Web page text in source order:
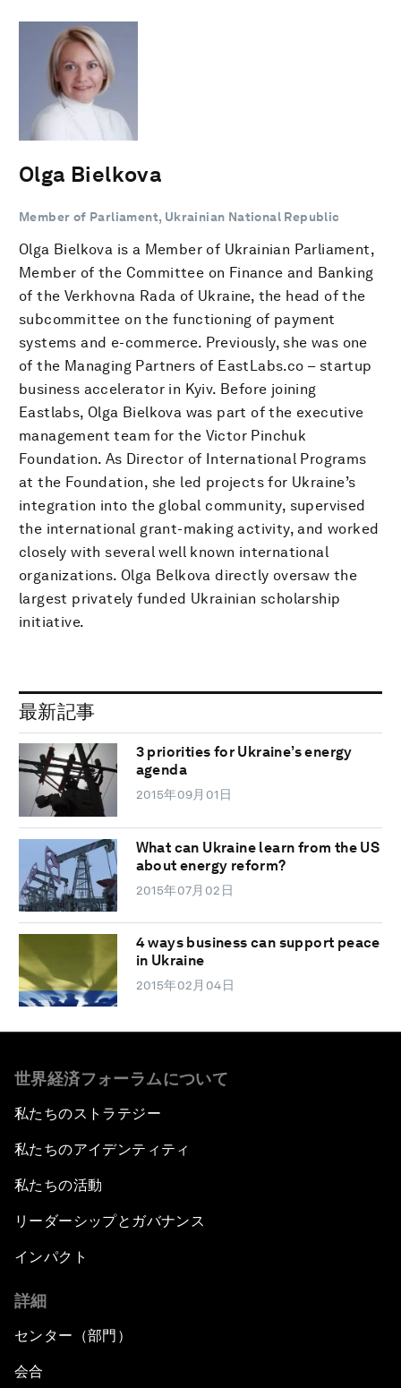
Olga Bielkova
Member of Parliament, Ukrainian National Republic
Olga Bielkova is a Member of Ukrainian Parliament,
Member of the Committee on Finance and Banking
of the Verkhovna Rada of Ukraine, the head of the
subcommittee on the functioning of payment
systems and e-commerce. Previously, she was one
of the Managing Partners of EastLabs.co – startup
business accelerator in Kyiv. Before joining
Eastlabs, Olga Bielkova was part of the executive
management team for the Victor Pinchuk
Foundation. As Director of International Programs
at the Foundation, she led projects for Ukraine’s
integration into the global community, supervised
the international grant-making activity, and worked
closely with several well known international
organizations. Olga Belkova directly oversaw the
largest privately funded Ukrainian scholarship
initiative.
最新記事
3 priorities for Ukraine’s energy
agenda
2015年09月01日
What can Ukraine learn from the US
about energy reform?
2015年07月02日
4 ways business can support peace
in Ukraine
2015年02月04日
世界経済フォーラムについて
私たちのストラテジー
私たちのアイデンティティ
私たちの活動
リーダーシップとガバナンス
インパクト
詳細
センター（部門）
会合